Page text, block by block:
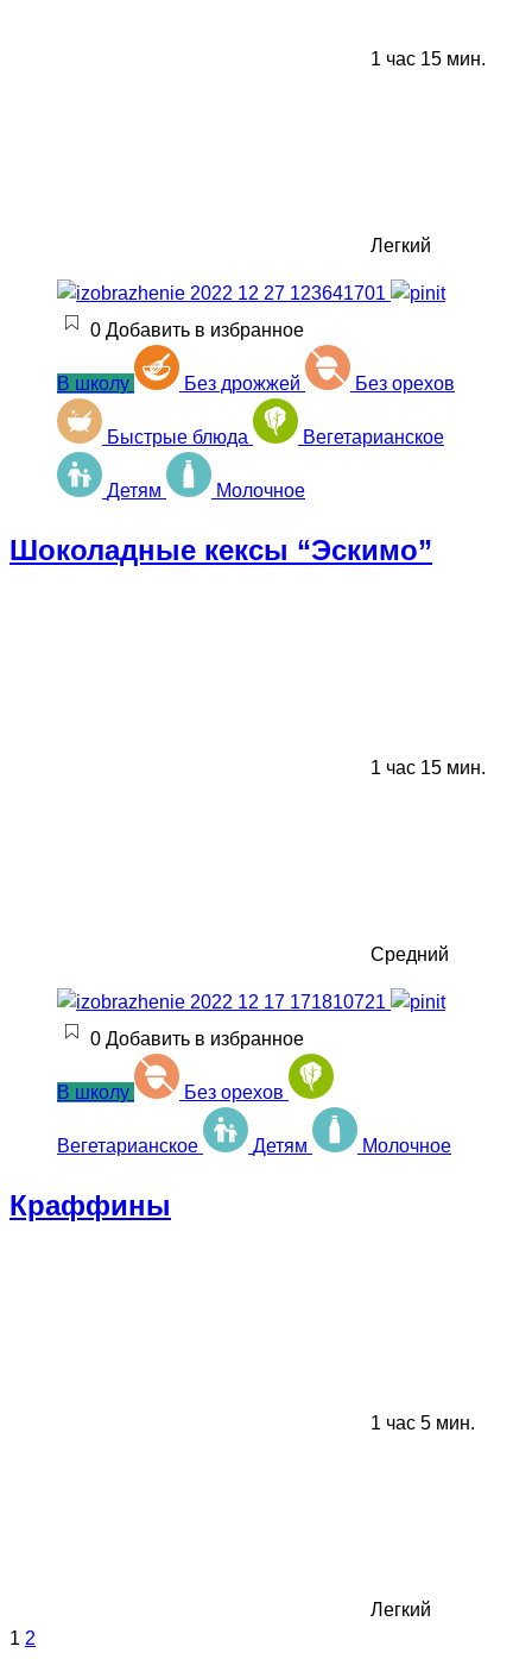
1 час 15 мин.
Легкий
0 Добавить в избранное
В школу Без дрожжей Без орехов
Быстрые блюда Вегетарианское
Детям Молочное
Шоколадные кексы “Эскимо”
1 час 15 мин.
Средний
0 Добавить в избранное
В школу Без орехов
Вегетарианское Детям Молочное
Краффины
1 час 5 мин.
Легкий
1 2